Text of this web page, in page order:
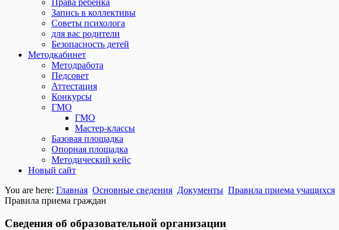
Запись в коллективы
Советы психолога
для вас родители
Безопасность детей
Методкабинет
Методработа
Педсовет
Аттестация
Конкурсы
ГМО
ГМО
Мастер-классы
Базовая площадка
Опорная площадка
Методический кейс
Новый сайт
You are here: Главная Основные сведения Документы Правила приема учащихся
Правила приема граждан
Сведения об образовательной организации